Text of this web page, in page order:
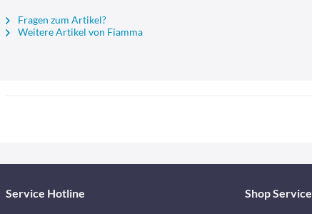
Fragen zum Artikel?
Weitere Artikel von Fiamma
Service Hotline Shop Service